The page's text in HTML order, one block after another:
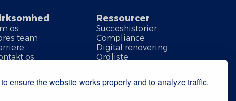
ensure the website works properly and to analyze traffic.
os
team
os
Ressourcer
Succeshistorier
Compliance
Digital renovering
Ordliste